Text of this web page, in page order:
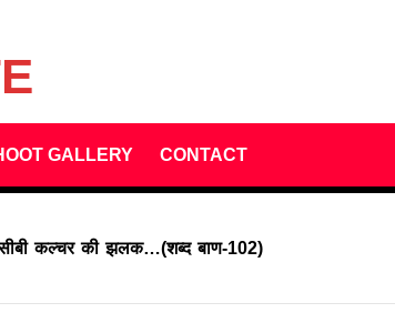
GALLERY CONTACT
कल्चर की झलक…(शब्द बाण-102)